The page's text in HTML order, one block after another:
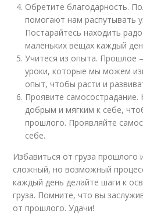
Обретите благодарность.
помогают нам распутывать
Постарайтесь находить
маленьких вещах каждый
Учитеся из опыта. Прошлое
уроки, которые мы можем
опыт, чтобы расти и
Проявите
добрым и мягким к себе,
прошлого. Проявляйте
себе.
Избавиться от груза прошлого
сложный, но возможный
каждый день делайте шаги к
груза. Помните, что вы
от прошлого. Удачи!